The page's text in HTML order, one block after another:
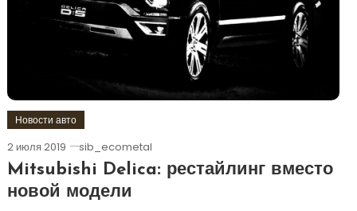
Новости авто
2 июля 2019 sib_ecometal
Mitsubishi Delica: рестайлинг вместо
новой модели